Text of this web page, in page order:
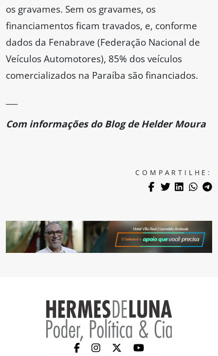
os gravames. Sem os gravames, os
financiamentos ficam travados, e, conforme
dados da Fenabrave (Federação Nacional de
Veículos Automotores), 85% dos veículos
comercializados na Paraíba são financiados.
Com informações do Blog de Helder Moura
COMPARTILHE: